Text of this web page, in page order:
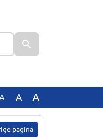
A A A
pagina